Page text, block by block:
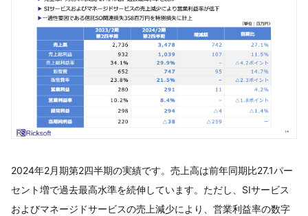
2024年2月期第2四半期の実績です。売上高は前年同期比27.1パー
セント増で過去最高水準を続伸しています。ただし、SIサービス
およびマネージドサービスの売上減少により、営業利益率の数字